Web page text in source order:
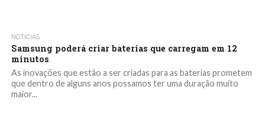
NOTICIAS
Samsung poderá criar baterias que carregam em 12
minutos
As inovações que estão a ser criadas para as baterias prometem
que dentro de alguns anos possamos ter uma duração muito
maior...